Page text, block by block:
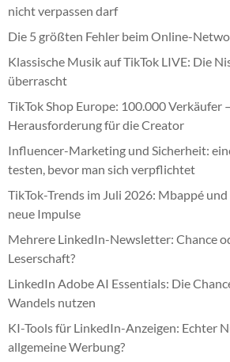
nicht verpassen darf
Die 5 größten Fehler beim Online-
Klassische Musik auf TikTok LIVE: Die
überrascht
TikTok Shop Europe: 100.000 Verkäufer
Herausforderung für die Creator
Influencer-Marketing und Sicherheit:
testen, bevor man sich verpflichtet
TikTok-Trends im Juli 2026: Mbappé
neue Impulse
Mehrere LinkedIn-Newsletter: Chance
Leserschaft?
LinkedIn Adobe AI Essentials: Die
Wandels nutzen
KI-Tools für LinkedIn-Anzeigen: Echter
allgemeine Werbung?